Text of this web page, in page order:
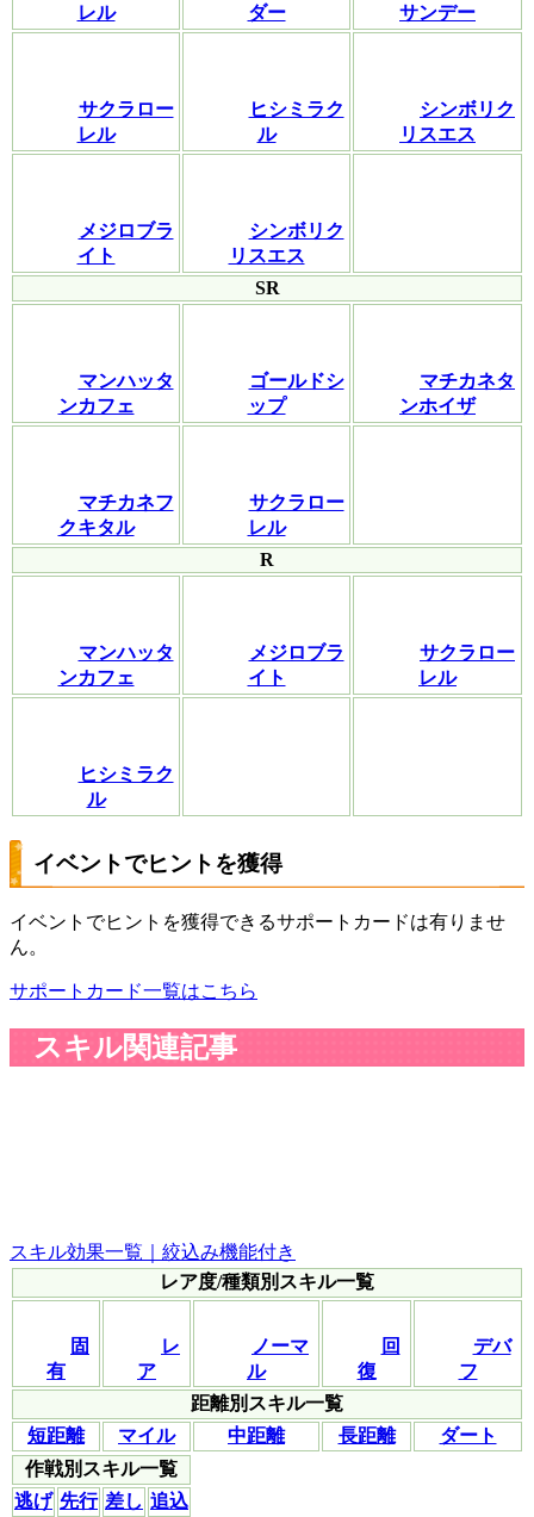
レル
ダー
サンデー
サクラロー
レル
ヒシミラク
ル
シンボリク
リスエス
メジロブラ
イト
シンボリク
リスエス
SR
マンハッタ
ンカフェ
ゴールドシ
ップ
マチカネタ
ンホイザ
マチカネフ
クキタル
サクラロー
レル
R
マンハッタ
ンカフェ
メジロブラ
イト
サクラロー
レル
ヒシミラク
ル
イベントでヒントを獲得
イベントでヒントを獲得できるサポートカードは有りませ
ん。
サポートカード一覧はこちら
スキル関連記事
スキル効果一覧｜絞込み機能付き
レア度/種類別スキル一覧
固
有
レ
ア
ノーマ
ル
回
復
デバ
フ
距離別スキル一覧
短距離
マイル 中距離 長距離
ダート
作戦別スキル一覧
逃げ 先行 差し 追込